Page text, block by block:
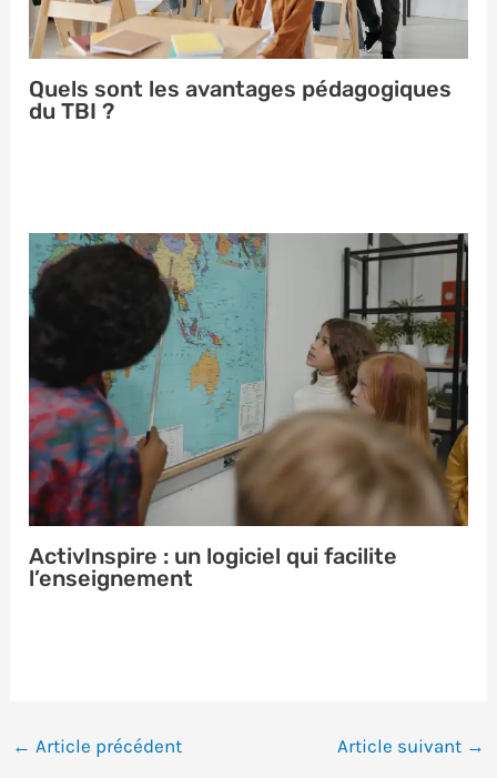
Quels sont les avantages pédagogiques
du TBI ?
ActivInspire : un logiciel qui facilite
l’enseignement
← Article précédent Article suivant →